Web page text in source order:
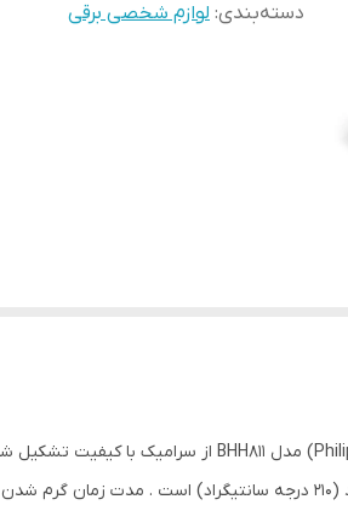
دسته‌بندی: لوازم شخصی برقی